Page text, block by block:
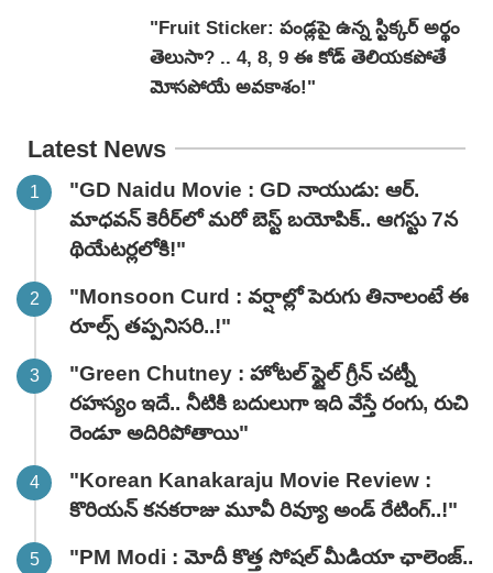
"Fruit Sticker: పండ్లపై ఉన్న స్టిక్కర్ అర్థం
తెలుసా? .. 4, 8, 9 ఈ కోడ్ తెలియకపోతే
మోసపోయే అవకాశం!"
Latest News
"GD Naidu Movie : GD నాయుడు: ఆర్.
మాధవన్‌ కెరీర్‌లో మరో బెస్ట్ బయోపిక్.. ఆగస్టు 7న
థియేటర్లలోకి!"
"Monsoon Curd : వర్షాల్లో పెరుగు తినాలంటే ఈ
రూల్స్ తప్పనిసరి..!"
"Green Chutney : హోటల్ స్టైల్ గ్రీన్ చట్నీ
రహస్యం ఇదే.. నీటికి బదులుగా ఇది వేస్తే రంగు, రుచి
రెండూ అదిరిపోతాయి"
"Korean Kanakaraju Movie Review :
కొరియన్ కనకరాజు మూవీ రివ్యూ అండ్ రేటింగ్‌..!"
"PM Modi : మోదీ కొత్త సోషల్ మీడియా ఛాలెంజ్..